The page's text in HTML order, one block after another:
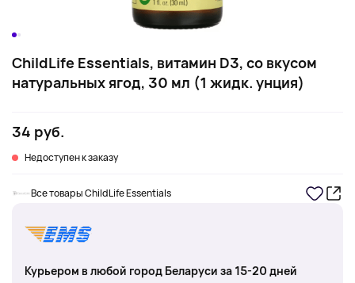
ChildLife Essentials, витамин D3, со вкусом
натуральных ягод, 30 мл (1 жидк. унция)
34 руб.
Недоступен к заказу
Все товары ChildLife Essentials
Курьером в любой город Беларуси за 15-20 дней